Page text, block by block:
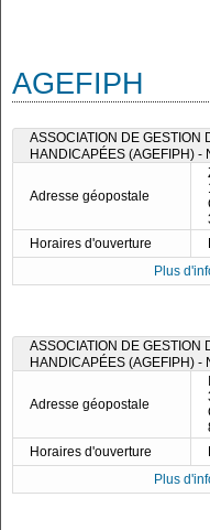
AGEFIPH
ASSOCIATION DE
HANDICAPÉES (AGEFIPH) -
Adresse géopostale
Horaires d'ouverture
Plus
ASSOCIATION DE
HANDICAPÉES (AGEFIPH) -
Adresse géopostale
Horaires d'ouverture
Plus